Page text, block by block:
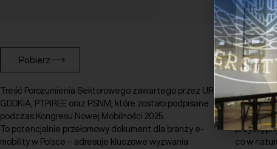
Pobierz
Treść Porozumienia Sektorowego zawartego przez URE,
GDDKiA, PTPiREE oraz PSNM, które zostało podpisane
podczas Kongresu Nowej Mobilności 2025.
To potencjalnie przełomowy dokument dla branży e-
mobility w Polsce – adresuje kluczowe wyzwania
rynek
coraz
co w